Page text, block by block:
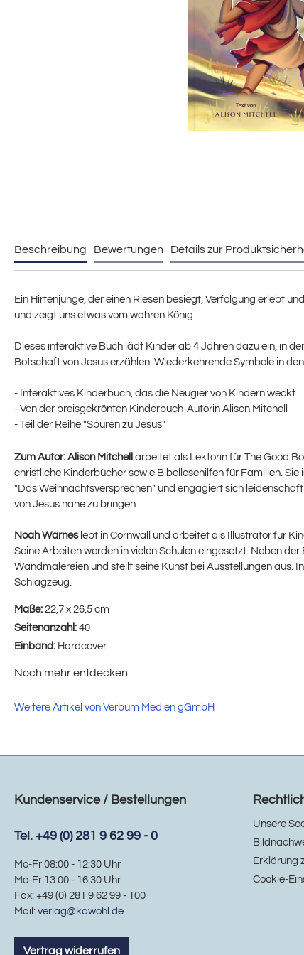
Beschreibung Bewertungen Details zur
Ein Hirtenjunge, der einen Riesen besiegt, Verfolgung erlebt
und zeigt uns etwas vom wahren König.
Dieses interaktive Buch lädt Kinder ab 4 Jahren dazu ein, in
Botschaft von Jesus erzählen. Wiederkehrende Symbole in
- Interaktives Kinderbuch, das die Neugier von Kindern weckt
- Von der preisgekrönten Kinderbuch-Autorin Alison Mitchell
- Teil der Reihe "Spuren zu Jesus"
Zum Autor: Alison Mitchell arbeitet als Lektorin für The Good
christliche Kinderbücher sowie Bibellesehilfen für Familien.
"Das Weihnachtsversprechen" und engagiert sich
von Jesus nahe zu bringen.
Noah Warneslebt in Cornwall und arbeitet als Illustrator für
Seine Arbeiten werden in vielen Schulen eingesetzt. Neben
Wandmalereien und stellt seine Kunst bei Ausstellungen aus.
Schlagzeug.
Maße: 22,7 x 26,5 cm
Seitenanzahl: 40
Einband: Hardcover
Noch mehr entdecken:
Weitere Artikel von Verbum Medien gGmbH
Kundenservice / Bestellungen
Tel. +49 (0) 281 9 62 99 - 0
Mo-Fr 08:00 - 12:30 Uhr
Mo-Fr 13:00 - 16:30 Uhr
Fax: +49 (0) 281 9 62 99 - 100
Mail: verlag@kawohl.de
Vertrag widerrufen
Unsere
Erklärung
Cookie-